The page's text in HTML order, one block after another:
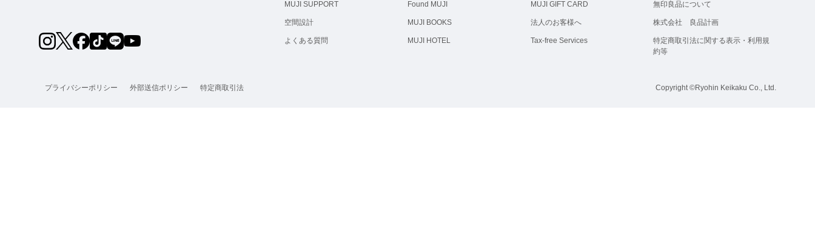
MUJI SUPPORT
空間設計
よくある質問
Found MUJI
MUJI BOOKS
MUJI HOTEL
MUJI GIFT CARD
法人のお客様へ
Tax-free Services
無印良品について
株式会社 良品計画
特定商取引法に関する表示・利用規
約等
プライバシーポリシー 外部送信ポリシー 特定商取引法 Copyright ©Ryohin Keikaku Co., Ltd.